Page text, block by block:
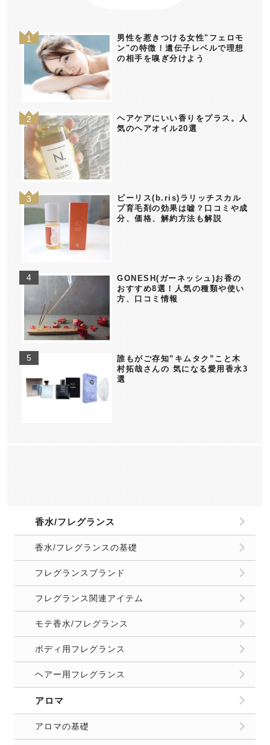
男性を惹きつける女性"フェロモ
ン"の特徴！遺伝子レベルで理想
の相手を嗅ぎ分けよう
ヘアケアにいい香りをプラス。人
気のヘアオイル20選
ビーリス(b.ris)ラリッチスカル
プ育毛剤の効果は嘘？口コミや成
分、価格、解約方法も解説
GONESH(ガーネッシュ)お香の
おすすめ8選！人気の種類や使い
方、口コミ情報
誰もがご存知”キムタク”こと木
村拓哉さんの 気になる愛用香水3
選
香水/フレグランス
香水/フレグランスの基礎
フレグランスブランド
フレグランス関連アイテム
モテ香水/フレグランス
ボディ用フレグランス
ヘアー用フレグランス
アロマ
アロマの基礎